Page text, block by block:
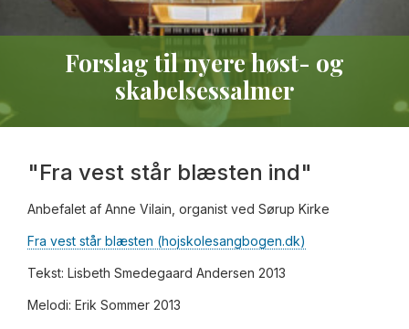
Forslag til nyere høst- og
skabelsessalmer
"Fra vest står blæsten ind"
Anbefalet af Anne Vilain, organist ved Sørup Kirke
Fra vest står blæsten (hojskolesangbogen.dk)
Tekst: Lisbeth Smedegaard Andersen 2013
Melodi: Erik Sommer 2013